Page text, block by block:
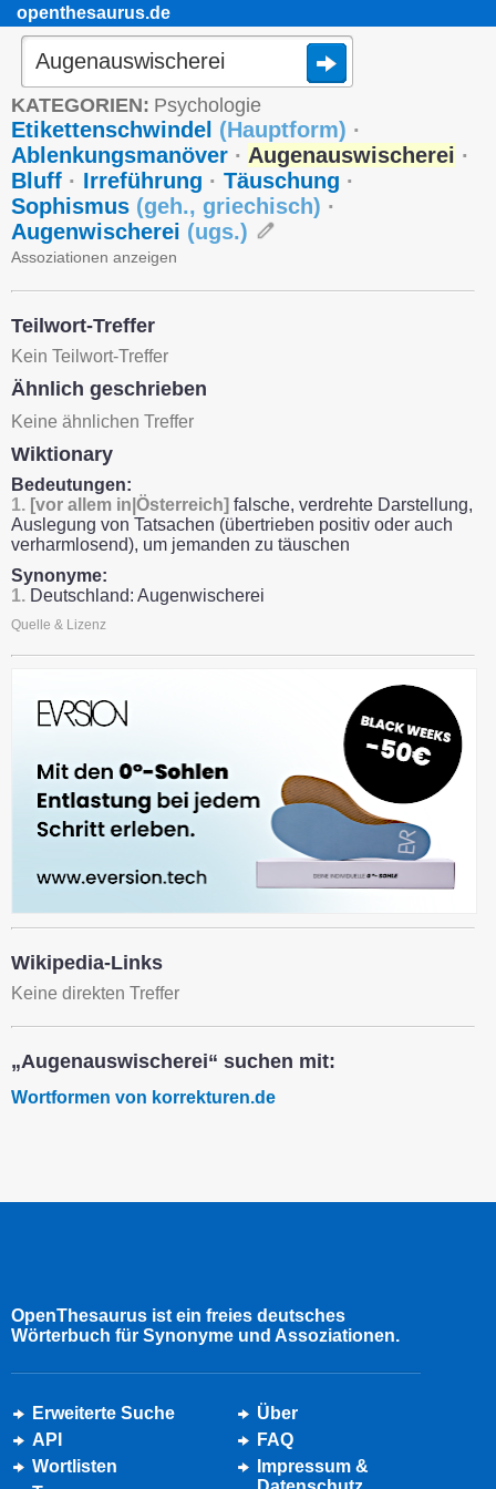
openthesaurus.de
KATEGORIEN: Psychologie
Etikettenschwindel (Hauptform) ·
Ablenkungsmanöver · Augenauswischerei ·
Bluff · Irreführung · Täuschung ·
Sophismus (geh., griechisch) ·
Augenwischerei (ugs.)
Assoziationen anzeigen
Teilwort-Treffer
Kein Teilwort-Treffer
Ähnlich geschrieben
Keine ähnlichen Treffer
Wiktionary
Bedeutungen:
1. [vor allem in|Österreich] falsche, verdrehte Darstellung,
Auslegung von Tatsachen (übertrieben positiv oder auch
verharmlosend), um jemanden zu täuschen
Synonyme:
1. Deutschland: Augenwischerei
Quelle & Lizenz
Wikipedia-Links
Keine direkten Treffer
„Augenauswischerei“ suchen mit:
Wortformen von korrekturen.de
OpenThesaurus ist ein freies deutsches
Wörterbuch für Synonyme und Assoziationen.
Erweiterte Suche
API
Wortlisten
Über
FAQ
Impressum &